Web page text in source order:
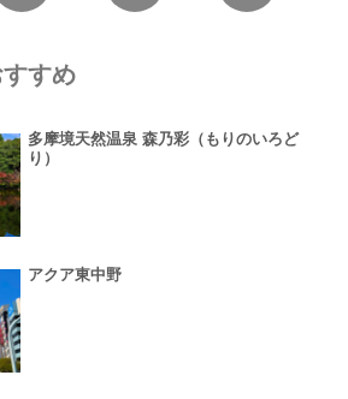
すめ
多摩境天然温泉 森乃彩（もりのいろど
り）
アクア東中野